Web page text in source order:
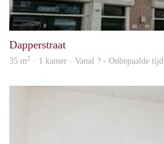
Dapperstraat
35 m2 · 1 kamer · Vanaf ? - Onbepaalde tijd